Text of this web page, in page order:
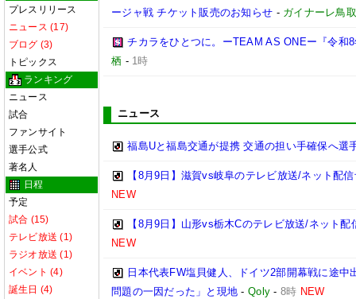
プレスリリース
ニュース (17)
ブログ (3)
トピックス
ランキング
ニュース
試合
ファンサイト
選手公式
著名人
日程
予定
試合 (15)
テレビ放送 (1)
ラジオ放送 (1)
イベント (4)
誕生日 (4)
ージャ戦 チケット販売のお知らせ - ガイナーレ鳥取
チカラをひとつに。ーTEAM AS ONEー『令和
栖 - 1時
ニュース
福島Uと福島交通が提携 交通の担い手確保へ選
【8月9日】滋賀vs岐阜のテレビ放送/ネット配
NEW
【8月9日】山形vs栃木Cのテレビ放送/ネット
NEW
日本代表FW塩貝健人、ドイツ2部開幕戦に途
問題の一因だった」と現地 -Qoly - 8時 NEW